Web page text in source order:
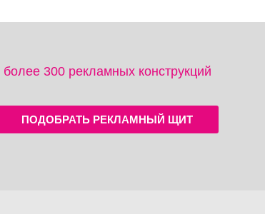
более 300 рекламных конструкций
ПОДОБРАТЬ РЕКЛАМНЫЙ ЩИТ